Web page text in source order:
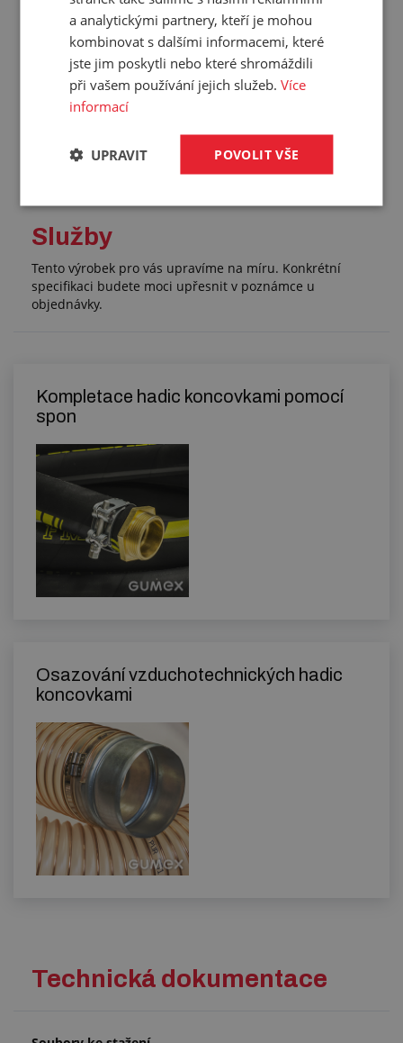
Pracovní teplota:
-150/+250 °C
Barva:
béžová
FDA:
Hmotnost:
Služby
Tento výrobek pro vás upravíme na míru. Konkrétní
specifikaci budete moci upřesnit v poznámce u
objednávky.
Kompletace hadic koncovkami pomocí
spon
Osazování vzduchotechnických hadic
koncovkami
Technická dokumentace
a analytickými partnery, kteří je mohou
kombinovat s dalšími informacemi, které
jste jim poskytli nebo které shromáždili
při vašem používání jejich služeb.Více
informací
POVOLIT VŠE
UPRAVIT